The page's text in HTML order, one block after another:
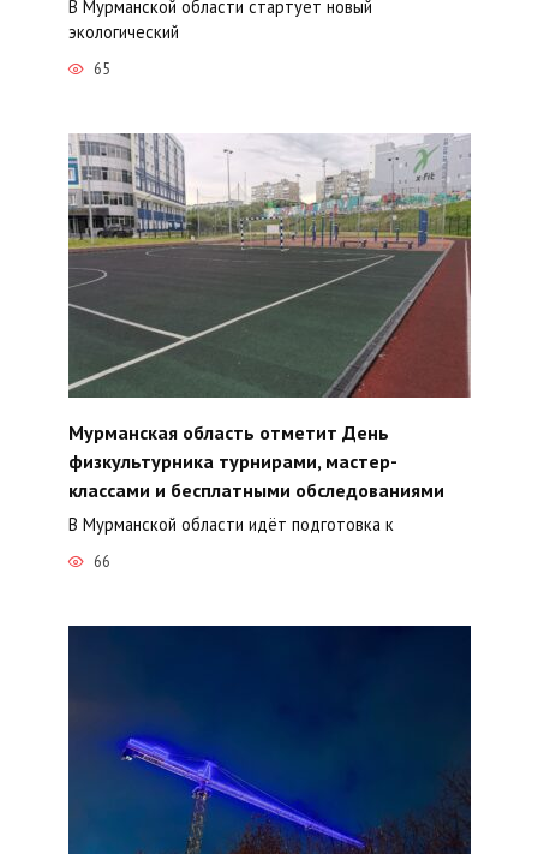
В Мурманской области стартует новый
экологический
65
Мурманская область отметит День
физкультурника турнирами, мастер-
классами и бесплатными обследованиями
В Мурманской области идёт подготовка к
66